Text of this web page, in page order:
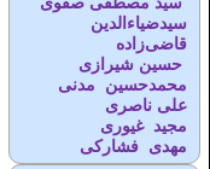
سیدضیاء‌الدین
قاضی‌زاده
حسین شیرازی
محمدحسین مدنی
علی ناصری
مجید غیوری
مهدی فشارکی